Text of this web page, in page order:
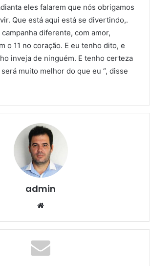
eles falarem que nós obrigamos
Que está aqui está se divertindo,.
diferente, com amor,
o 11 no coração. E eu tenho dito, e
inveja de ninguém. E tenho certeza
muito melhor do que eu “, disse
admin
te